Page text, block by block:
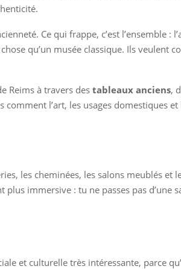
Ce qui frappe, c’est l’ensemble :
qu’un musée classique. Ils veulent
Reims à travers des tableaux anciens,
l’art, les usages domestiques et
les cheminées, les salons meublés et
immersive : tu ne passes pas d’une
et culturelle très intéressante, parce